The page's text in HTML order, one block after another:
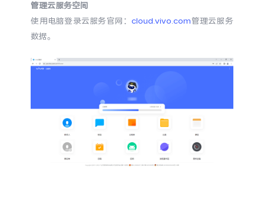
管理云服务空间
使用电脑登录云服务官网：cloud.vivo.com管理云服务
数据。